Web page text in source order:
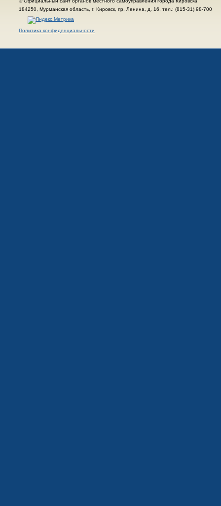
184250, Мурманская область, г. Кировск, пр. Ленина, д. 16, тел.: (815-31) 98-700
Политика конфиденциальности